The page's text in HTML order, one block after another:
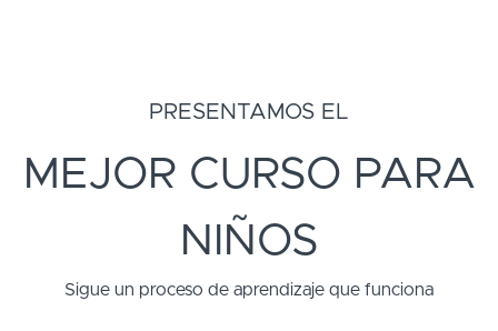
PRESENTAMOS EL
MEJOR CURSO PARA
NIÑOS
Sigue un proceso de aprendizaje que funciona